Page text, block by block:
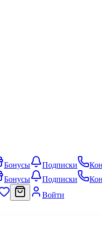
Бонусы Подписки
Бонусы Подписки
Войти